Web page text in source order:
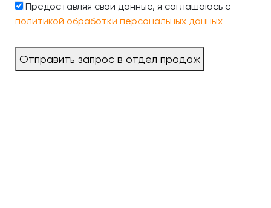
Предоставляя свои данные, я соглашаюсь с
политикой обработки персональных данных
Отправить запрос в отдел продаж